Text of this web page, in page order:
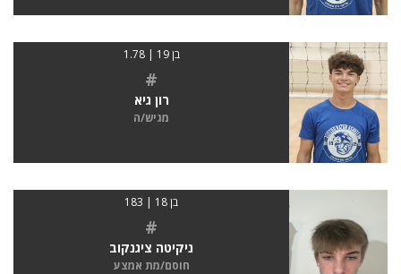
בן 19 | 1.78
#
רון גיא
מגיש/ה
בן 18 | 183
#
ניקיטה ציגנקוב
חוסם/מת אמצע